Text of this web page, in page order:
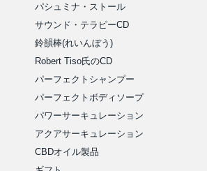
パシュミナ・ストール
サウンド・テラピーCD
鈴韻棒(れいんぼう)
Robert Tiso氏のCD
パーフェクトシャンプー
パーフェクトボディソープ
パワーサーキュレーション
アクアサーキュレーション
CBDオイル製品